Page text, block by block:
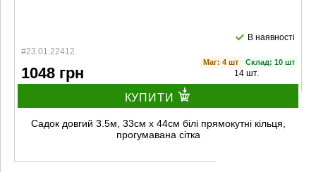
#23.01.22412
В наявності
Маг: 4 шт Склад: 10 шт
1048 грн 14 шт.
КУПИТИ
Садок довгий 3.5м, 33см х 44см білі прямокутні кільця,
прогумавана сітка